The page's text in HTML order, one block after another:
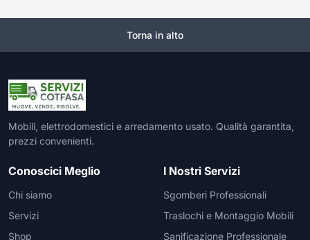
Torna in alto
Mobili, elettrodomestici e arredamento usato. Qualità garantita,
prezzi convenienti.
Conoscici Meglio
Chi siamo
Servizi
Shop
I Nostri Servizi
Sgomberi Professionali
Traslochi e Montaggio Mobili
Sanificazione Professionale